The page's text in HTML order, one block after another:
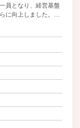
員となり、経営基盤
に向上しました。全
携が非常にスムーズ
利用者を支える「ト
れており、未経験者
ができるフォロー体
す。 また、全国展開